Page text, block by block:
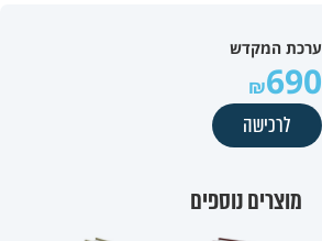
ערכת המקדש
690
לרכישה
מוצרים נוספים